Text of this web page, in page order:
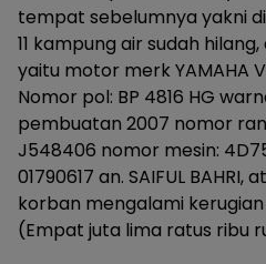
tempat sebelumnya yakni
11 kampung air sudah
yaitu motor merk YAMAHA
Nomor pol: BP 4816 HG
pembuatan 2007 nomor
J548406 nomor mesin:
01790617 an. SAIFUL
korban mengalami
(Empat juta lima ratus ribu